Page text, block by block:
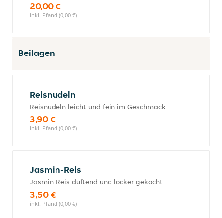
20,00 €
inkl. Pfand (0,00 €)
Beilagen
Reisnudeln
Reisnudeln leicht und fein im Geschmack
3,90 €
inkl. Pfand (0,00 €)
Jasmin-Reis
Jasmin-Reis duftend und locker gekocht
3,50 €
inkl. Pfand (0,00 €)